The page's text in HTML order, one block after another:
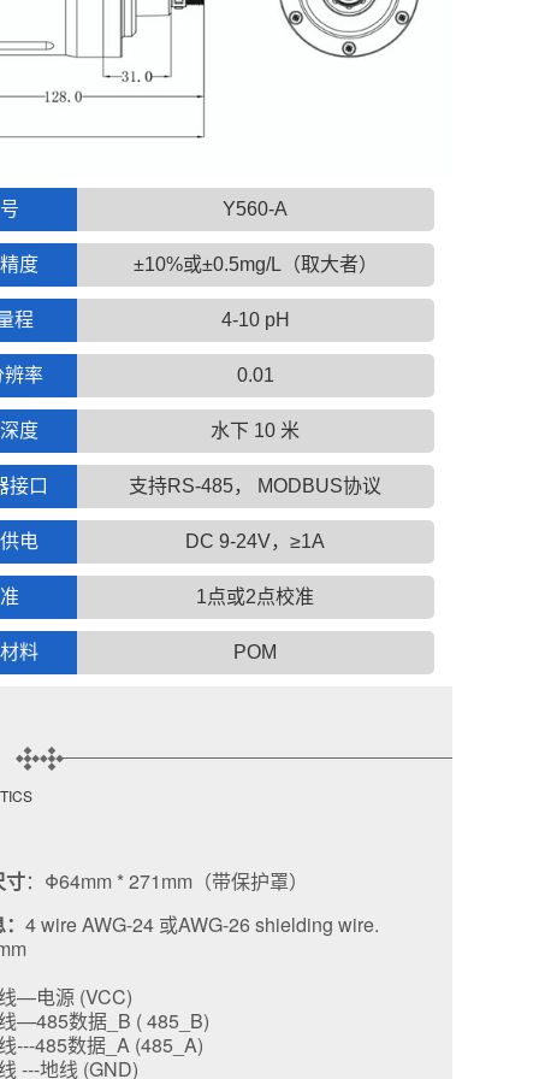
Y560-A
度 ±10%或±0.5mg/L（取大者）
程 4-10 pH
辨率 0.01
度 水下 10 米
接口 支持RS-485， MODBUS协议
电 DC 9-24V，≥1A
1点或2点校准
料 POM
寸：Φ64mm * 271mm（带保护罩）
4 wire AWG-24 或AWG-26 shielding wire.
—电源 (VCC)
—485数据_B ( 485_B)
---485数据_A (485_A)
---地线 (GND)